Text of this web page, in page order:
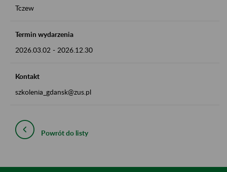
Tczew
Termin wydarzenia
2026.03.02 - 2026.12.30
Kontakt
szkolenia_gdansk@zus.pl
Powrót do listy